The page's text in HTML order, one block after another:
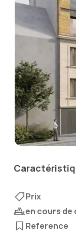
Prix
en cours de
Reference